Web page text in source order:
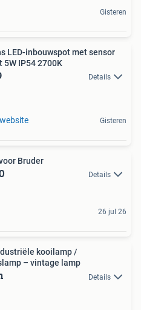
Gisteren
LED-inbouwspot met sensor
5W IP54 2700K
Details
Gisteren
Bruder
Details
26 jul 26
kooilamp /
– vintage lamp
Details